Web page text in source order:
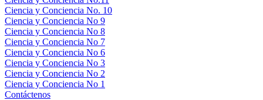
Ciencia y Conciencia No. 10
Ciencia y Conciencia No 9
Ciencia y Conciencia No 8
Ciencia y Conciencia No 7
Ciencia y Conciencia No 6
Ciencia y Conciencia No 3
Ciencia y Conciencia No 2
Ciencia y Conciencia No 1
Contáctenos